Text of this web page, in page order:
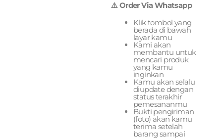
⚠️ Order Via Whatsapp
Klik tombol yang
berada di bawah
layar kamu
Kami akan
membantu untuk
mencari produk
yang kamu
inginkan
Kamu akan selalu
diupdate dengan
status terakhir
pemesananmu
Bukti pengiriman
(foto) akan kamu
terima setelah
barang sampai